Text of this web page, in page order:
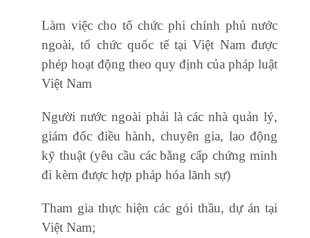
Làm việc cho tổ chức phi chính phủ nước
ngoài, tổ chức quốc tế tại Việt Nam được
phép hoạt động theo quy định của pháp luật
Việt Nam
Người nước ngoài phải là các nhà quản lý,
giám đốc điều hành, chuyên gia, lao động
kỹ thuật (yêu cầu các bằng cấp chứng minh
đi kèm được hợp pháp hóa lãnh sự)
Tham gia thực hiện các gói thầu, dự án tại
Việt Nam;